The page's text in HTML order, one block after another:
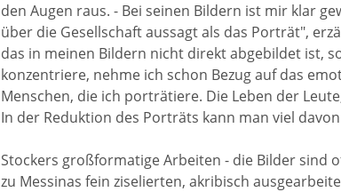
den Augen raus. - Bei seinen Bildern ist mir klar
über die Gesellschaft aussagt als das Porträt",
das in meinen Bildern nicht direkt abgebildet ist,
konzentriere, nehme ich schon Bezug auf das
Menschen, die ich porträtiere. Die Leben der
In der Reduktion des Porträts kann man viel
Stockers großformatige Arbeiten - die Bilder sind
zu Messinas fein ziselierten, akribisch